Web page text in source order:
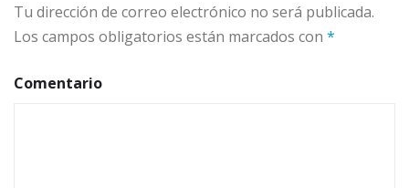
Tu dirección de correo electrónico no será publicada.
Los campos obligatorios están marcados con *
Comentario